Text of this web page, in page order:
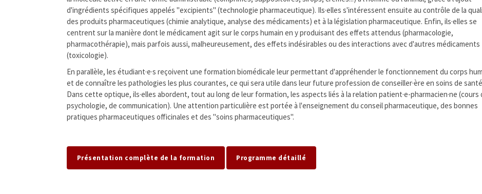
d'ingrédients spécifiques appelés "excipients" (technologie pharmaceutique). Ils·elles s'intéressent ensuite au contrôle de la
des produits pharmaceutiques (chimie analytique, analyse des médicaments) et à la législation pharmaceutique. Enfin, ils·elles se
centrent sur la manière dont le médicament agit sur le corps humain en y produisant des effets attendus (pharmacologie,
pharmacothérapie), mais parfois aussi, malheureusement, des effets indésirables ou des interactions avec d'autres médicaments
(toxicologie).
En parallèle, les étudiant·e·s reçoivent une formation biomédicale leur permettant d'appréhender le fonctionnement du corps
et de connaître les pathologies les plus courantes, ce qui sera utile dans leur future profession de conseiller·ère en soins de
Dans cette optique, ils·elles abordent, tout au long de leur formation, les aspects liés à la relation patient·e-pharmacien·ne (cours
psychologie, de communication). Une attention particulière est portée à l'enseignement du conseil pharmaceutique, des bonnes
pratiques pharmaceutiques officinales et des "soins pharmaceutiques".
Présentation complète de la formation Programme détaillé